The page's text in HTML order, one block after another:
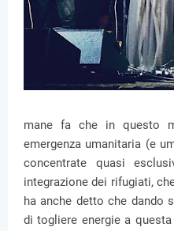
mane fa che in questo
emergenza umanitaria (e
concentrate quasi
integrazione dei rifugiati,
ha anche detto che dando
di togliere energie a